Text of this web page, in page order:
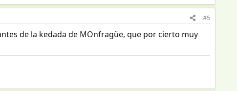
#5
de la kedada de MOnfragüe, que por cierto muy